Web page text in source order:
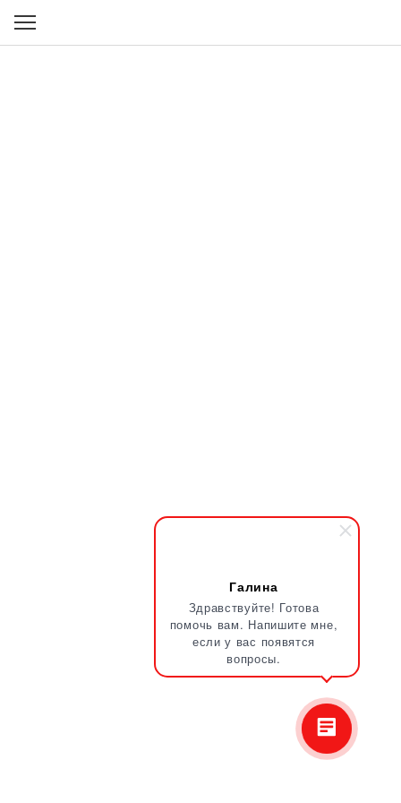
Галина
Здравствуйте! Готова
помочь вам. Напишите мне,
если у вас появятся
вопросы.